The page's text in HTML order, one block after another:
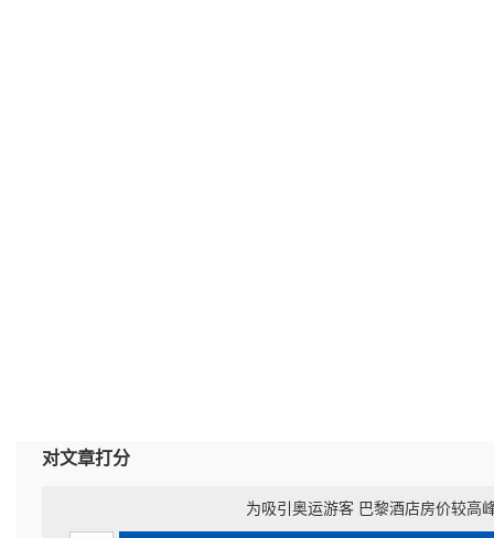
对文章打分
为吸引奥运游客 巴黎酒店房价较高